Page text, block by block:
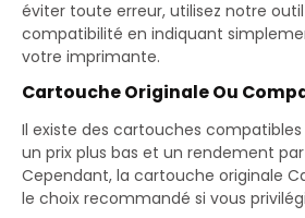
éviter toute erreur, utilisez notre
compatibilité en indiquant
votre imprimante.
Cartouche Originale Ou
Il existe des cartouches compatibles
un prix plus bas et un rendement
Cependant, la cartouche originale
le choix recommandé si vous